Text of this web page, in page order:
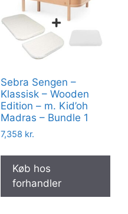
Sebra Sengen –
Klassisk – Wooden
Edition – m. Kid’oh
Madras – Bundle 1
7,358 kr.
Køb hos
forhandler